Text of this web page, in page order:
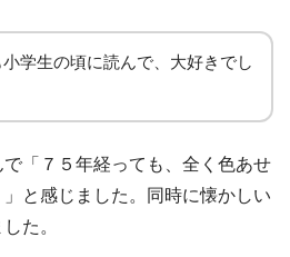
学生の頃に読んで、大好きでし
「７５年経っても、全く色あせ
と感じました。同時に懐かしい
た。